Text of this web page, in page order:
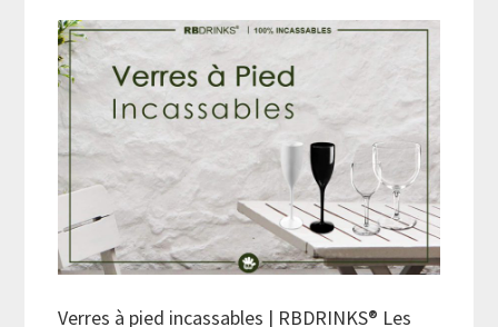
Verres à pied incassables | RBDRINKS® Les